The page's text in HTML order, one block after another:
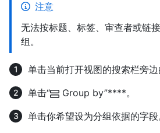
注意
无法按标题、标签、审查者或链
组。
单击当前打开视图的搜索栏旁边
单击“
Group by”****。
单击你希望设为分组依据的字段